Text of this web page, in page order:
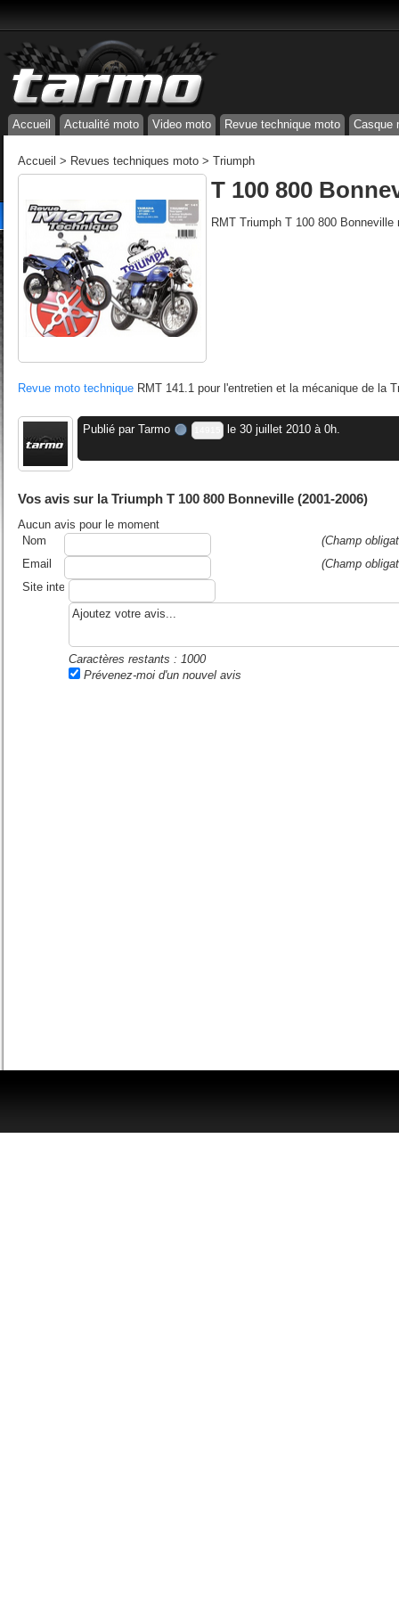
Accueil Actualité moto Video moto Revue technique moto Casque
Accueil > Revues techniques moto > Triumph
T 100 800
RMT Triumph T 100 800
Revue moto technique RMT 141.1 pour l'entretien et la mécanique de la
Publié par Tarmo le 30 juillet 2010 à 0h.
Vos avis sur la Triumph T 100 800 Bonneville (2001-2006)
Aucun avis pour le moment
Nom
(Champ
Email
(Champ
Site internet ou blog
Caractères restants : 1000
Prévenez-moi d'un nouvel avis